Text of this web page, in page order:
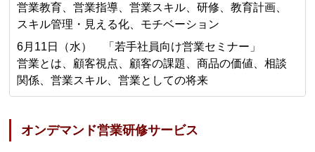
営業教育、営業指導、営業スキル、研修、教育計画、
スキル管理・見える化、モチベーション
6月11日（水） 「若手社員向け営業セミナー」
営業とは、顧客視点、顧客の課題、商品の価値、相談
関係、営業スキル、営業としての将来
オンデマンド営業研修サービス